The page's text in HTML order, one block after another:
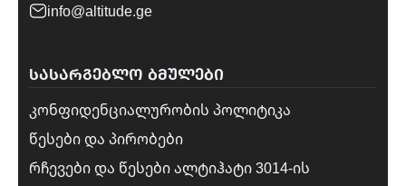
info@altitude.ge
ᲡᲐᲡᲐᲠᲒᲔᲑᲚᲝ ᲑᲛᲣᲚᲔᲑᲘ
კონფიდენციალურობის პოლიტიკა
წესები და პირობები
რჩევები და წესები ალტიჰატი 3014-ის